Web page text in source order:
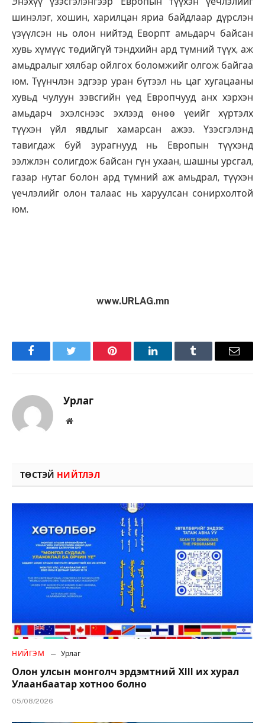
шинэлэг, хошин, харилцан яриа байдлаар дүрслэн
үзүүлсэн нь олон нийтэд Еворпт амьдарч байсан
хувь хүмүүс төдийгүй тэндхийн ард түмний түүх, аж
амьдралыг хялбар ойлгох боломжийг олгож байгаа
юм. Түүнчлэн эдгээр уран бүтээл нь цаг хугацааны
хувьд чулуун зэвсгийн үед Европчууд анх хэрхэн
амьдарч эхэлснээс эхлээд өнөө үеийг хүртэлх
түүхэн үйл явдлыг хамарсан ажээ. Үзэсгэлэнд
тавигдаж буй зурагнууд нь Европын түүхэнд
ээлжлэн солигдож байсан гүн ухаан, шашны урсгал,
газар нутаг болон ард түмний аж амьдрал, түүхэн
үечлэлийг олон талаас нь харуулсан сонирхолтой
юм.
www.URLAG.mn
FacebookTwitter Pinterest LinkedInTumblr Имэйл
Урлаг
Вэбсайт
ТӨСТЭЙ НИЙТЛЭЛ
НИЙГЭМ Урлаг
Олон улсын монголч эрдэмтний XIII их хурал
Улаанбаатар хотноо болно
05/08/2026